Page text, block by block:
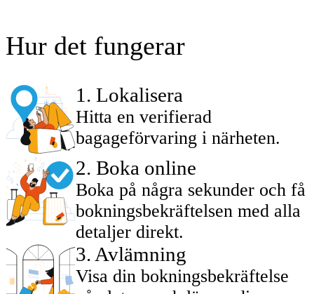
Hur det fungerar
1 . Lokalisera
Hitta en verifierad
bagageförvaring i närheten.
2. Boka online
Boka på några sekunder och få
bokningsbekräftelsen med alla
detaljer direkt.
3. Avlämning
Visa din bokningsbekräftelse